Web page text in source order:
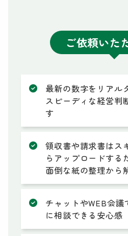
ご依頼いた
最新の数字をリアル
スピーディな経営判
す
領収書や請求書はス
らアップロードする
面倒な紙の整理から
チャットやWEB会議
に相談できる安心感